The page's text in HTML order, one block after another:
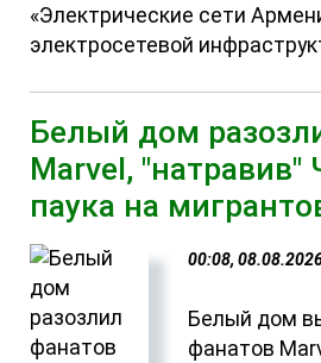
«Электрические сети
электросетевой
Белый дом
Marvel, "натравив"
паука на
00:08,
Белый дом
фанатов